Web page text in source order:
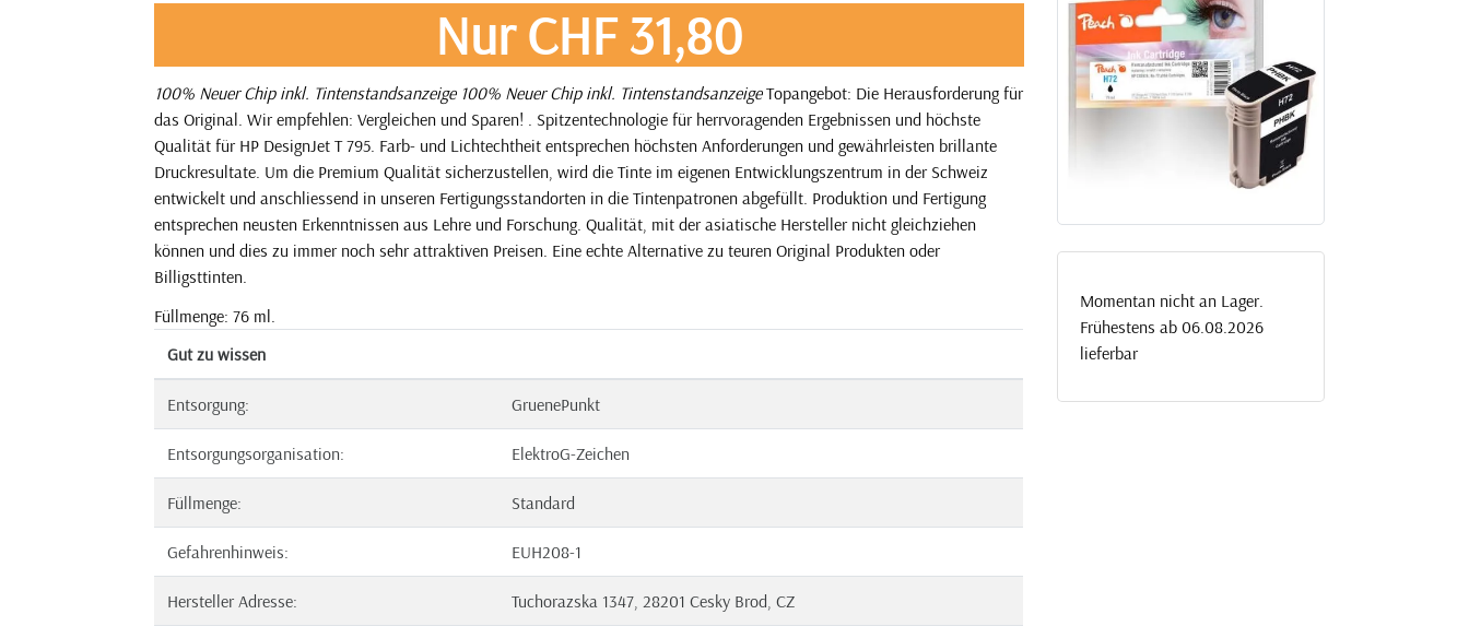
Nur CHF 31,80
100% Neuer Chip inkl. Tintenstandsanzeige 100% Neuer Chip inkl. TintenstandsanzeigeTopangebot: Die Herausforderung für
das Original. Wir empfehlen: Vergleichen und Sparen! . Spitzentechnologie für herrvoragenden Ergebnissen und höchste
Qualität für HP DesignJet T 795. Farb- und Lichtechtheit entsprechen höchsten Anforderungen und gewährleisten brillante
Druckresultate. Um die Premium Qualität sicherzustellen, wird die Tinte im eigenen Entwicklungszentrum in der Schweiz
entwickelt und anschliessend in unseren Fertigungsstandorten in die Tintenpatronen abgefüllt. Produktion und Fertigung
entsprechen neusten Erkenntnissen aus Lehre und Forschung. Qualität, mit der asiatische Hersteller nicht gleichziehen
können und dies zu immer noch sehr attraktiven Preisen. Eine echte Alternative zu teuren Original Produkten oder
Billigsttinten.
Füllmenge: 76 ml.
Gut zu wissen
Entsorgung: GruenePunkt
Entsorgungsorganisation: ElektroG-Zeichen
Füllmenge: Standard
Gefahrenhinweis: EUH208-1
Hersteller Adresse: Tuchorazska 1347, 28201 Cesky Brod, CZ
Momentan nicht an Lager.
Frühestens ab 06.08.2026
lieferbar